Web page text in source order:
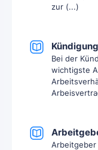
zur (...)
Bei der
wichtigste